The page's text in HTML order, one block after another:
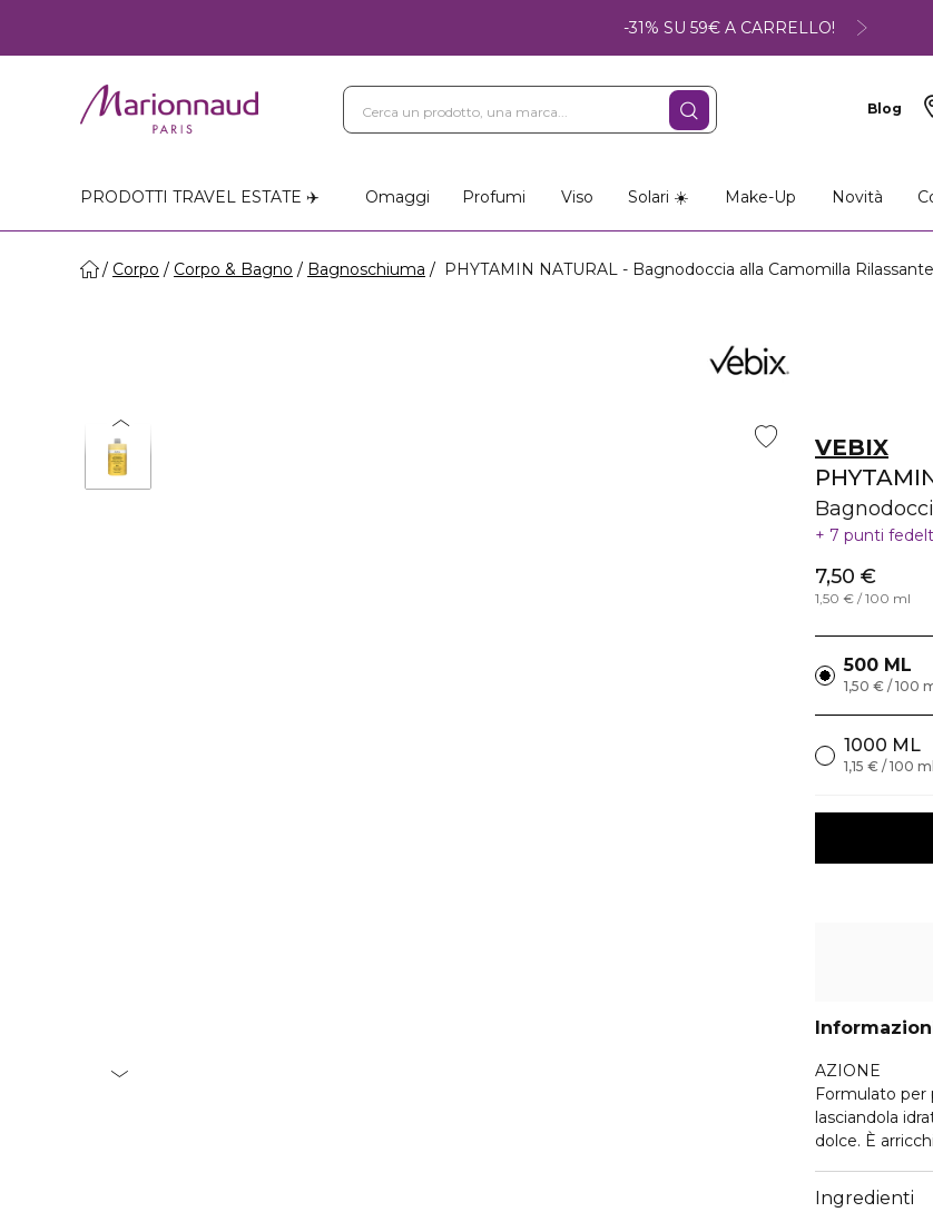
-31% SU 59€ A CARRELLO!
Blog
PRODOTTI TRAVEL ESTATE ✈️ Omaggi Profumi Viso Solari ☀️ Make-Up Novità
Corpo Corpo & Bagno Bagnoschiuma PHYTAMIN NATURAL - Bagnodoccia alla Camomilla
VEBIX
7 punti
7,50 €
1,50 € / 100 ml
500 ML
1,50 € / 100
1000 ML
1,15 € / 100 ml
AZIONE
Formulato per
lasciandola
dolce. È
Camomilla,
restitutive.
Ingredienti